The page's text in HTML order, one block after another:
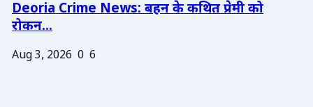
Deoria Crime News: बहन के कथित प्रेमी को
रोकन...
Aug 3, 2026 0 6